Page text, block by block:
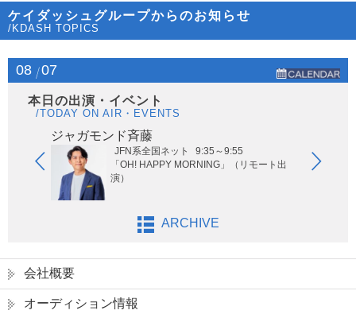
ケイダッシュグループからのお知らせ
/KDASH TOPICS
08 07
本日の出演・イベント
/TODAY ON AIR・EVENTS
ジャガモンド斉藤
JFN系全国ネット
9:35～9:55
「OH! HAPPY MORNING」（リモート出
演）
ARCHIVE
会社概要
オーディション情報